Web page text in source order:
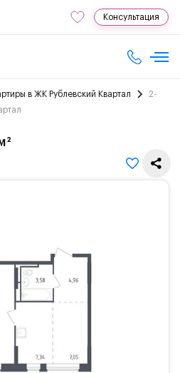
Консультация
в ЖК Рублевский Квартал
2-